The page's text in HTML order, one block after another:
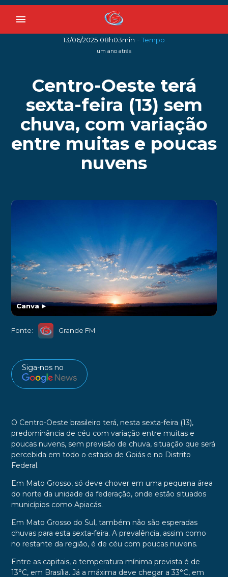
menu
13/06/2025 08h03min -Tempo
um ano atrás
Centro-Oeste terá
sexta-feira (13) sem
chuva, com variação
entre muitas e poucas
nuvens
Canva►
Fonte: Grande FM
Siga-nos no
O Centro-Oeste brasileiro terá, nesta sexta-feira (13),
predominância de céu com variação entre muitas e
poucas nuvens, sem previsão de chuva, situação que será
percebida em todo o estado de Goiás e no Distrito
Federal.
Em Mato Grosso, só deve chover em uma pequena área
do norte da unidade da federação, onde estão situados
municípios como Apiacás.
Em Mato Grosso do Sul, também não são esperadas
chuvas para esta sexta-feira. A prevalência, assim como
no restante da região, é de céu com poucas nuvens.
Entre as capitais, a temperatura mínima prevista é de
13°C, em Brasília. Já a máxima deve chegar a 33°C, em